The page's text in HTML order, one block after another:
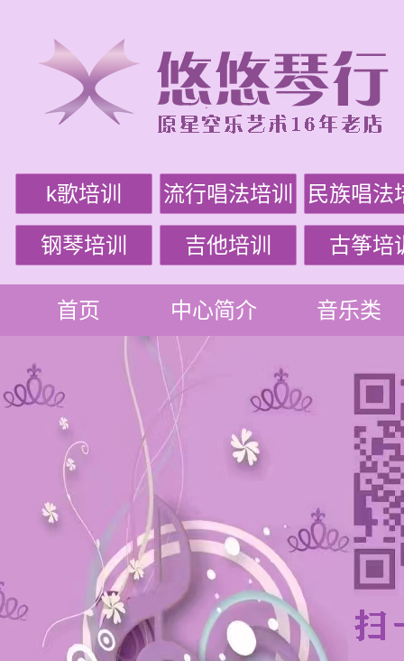
k歌培训 流行唱法培训 民族唱法
钢琴培训 吉他培训 古筝培
首页 中心简介 音乐类